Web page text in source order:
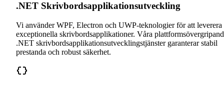
.NET Skrivbordsapplikationsutveckling
Vi använder WPF, Electron och UWP-teknologier för att leverera
exceptionella skrivbordsapplikationer. Våra
.NET skrivbordsapplikationsutvecklingstjänster garanterar stabil
prestanda och robust säkerhet.